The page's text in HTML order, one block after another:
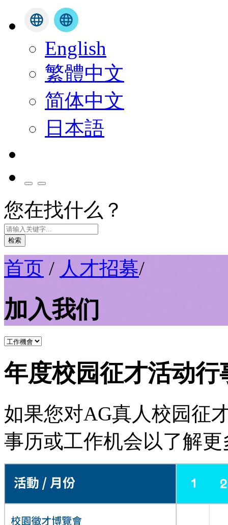
English
繁體中文
简体中文
日本語
您在找什么？
检索
首页 / 人才招募/
加入我们
年度校园征才活动行
如果您对AG真人校园征
事历或工作机会以了解更